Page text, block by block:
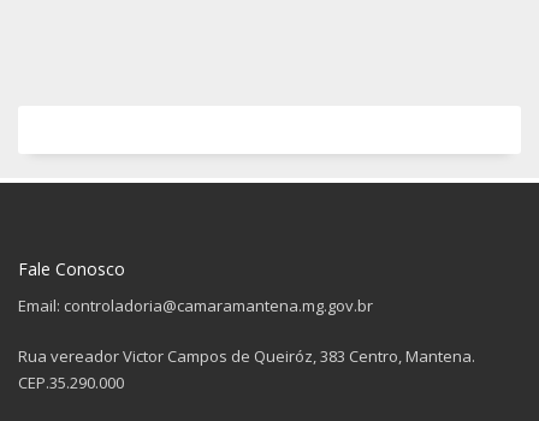
Fale Conosco
Email: controladoria@camaramantena.mg.gov.br
Rua vereador Victor Campos de Queiróz, 383 Centro, Mantena.
CEP.35.290.000